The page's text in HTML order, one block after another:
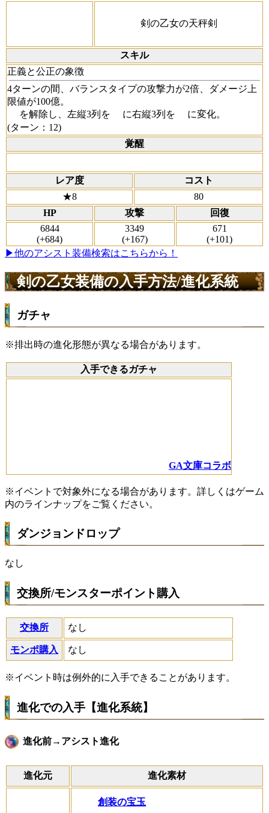
剣の乙女の天秤剣
スキル
正義と公正の象徴
4ターンの間、バランスタイプの攻撃力が2倍、ダメージ上
限値が100億。
を解除し、左縦3列を
に右縦3列を
に変化。
(ターン：12)
覚醒
レア度
コスト
★8
80
HP
攻撃
回復
6844
(+684)
3349
(+167)
671
(+101)
▶他のアシスト装備検索はこちらから！
剣の乙女装備の入手方法/進化系統
ガチャ
※排出時の進化形態が異なる場合があります。
入手できるガチャ
GA文庫コラボ
※イベントで対象外になる場合があります。詳しくはゲーム
内のラインナップをご覧ください。
ダンジョンドロップ
なし
交換所/モンスターポイント購入
交換所 なし
モンポ購入 なし
※イベント時は例外的に入手できることがあります。
進化での入手【進化系統】
進化前→アシスト進化
進化元 進化素材
創装の宝玉